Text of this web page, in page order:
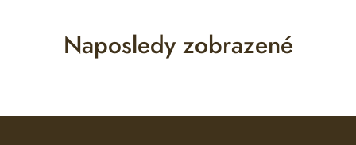
Naposledy zobrazené